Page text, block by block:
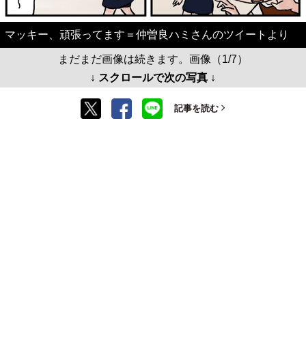
マッキー、頑張ってます＝仲曽良ハミさんのツイートより
まだまだ画像は続きます。画像（1/7）
↓ スクロールで次の写真 ↓
記事を読む